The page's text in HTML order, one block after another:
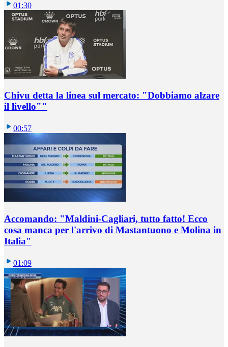
01:30
Chivu detta la linea sul mercato: "Dobbiamo alzare
il livello""
00:57
Accomando: "Maldini-Cagliari, tutto fatto! Ecco
cosa manca per l'arrivo di Mastantuono e Molina in
Italia"
01:09